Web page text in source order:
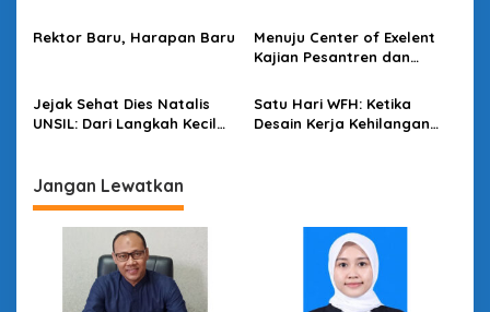
o
Rektor Baru, Harapan Baru
Menuju Center of Exelent
Kajian Pesantren dan
Jejak Sehat Dies Natalis
UNSIL: Dari Langkah Kecil
Satu Hari WFH: Ketika
Desain Kerja Kehilangan
Jangan Lewatkan